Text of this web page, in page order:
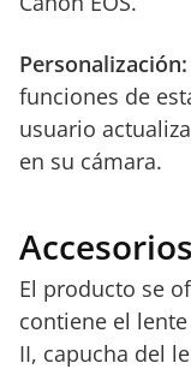
Personalización:
funciones de
usuario
en su cámara.
El producto se
contiene el lente
II, capucha del